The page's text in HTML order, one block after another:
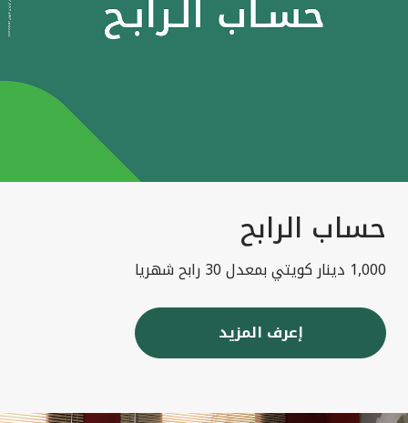
حساب الرابح
1,000 دينار كويتي بمعدل 30 رابح شهريا
إعرف المزيد